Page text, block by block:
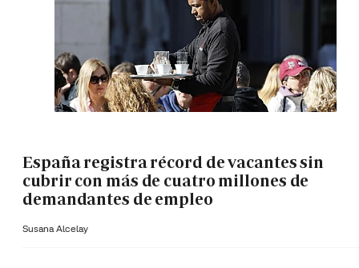
España registra récord de vacantes sin
cubrir con más de cuatro millones de
demandantes de empleo
Susana Alcelay